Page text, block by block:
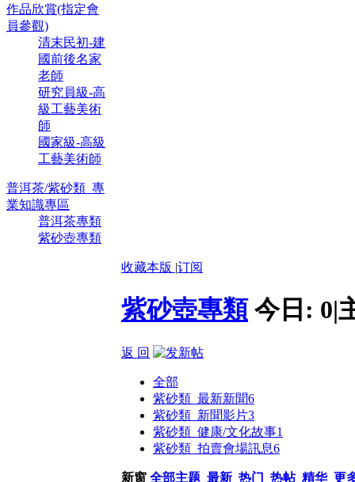
作品欣賞(指定會
員參觀)
清末民初-建
國前後名家
老師
研究員級-高
級工藝美術
師
國家級-高級
工藝美術師
普洱茶/紫砂類_專
業知識專區
普洱茶專類
紫砂壺專類
收藏本版 |订阅
紫砂壺專類 今日: 0|
返 回
全部
紫砂類_最新新聞6
紫砂類_新聞影片3
紫砂類_健康/文化故事1
紫砂類_拍賣會場訊息6
新窗 全部主题 最新 热门 热帖 精华 更